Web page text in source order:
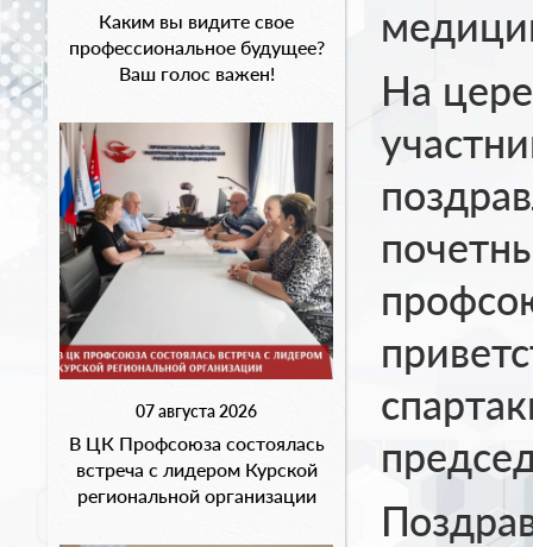
Каким вы видите свое
профессиональное будущее?
Ваш голос важен!
07 августа 2026
В ЦК Профсоюза состоялась
встреча с лидером Курской
региональной организации
На